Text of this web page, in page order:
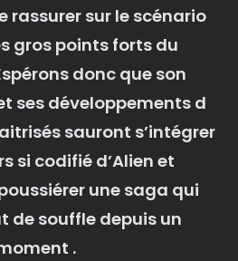
rassurer sur le scénario
gros points forts du
donc que son
ses développements d
sauront s’intégrer
si codifié d’Alien et
une saga qui
de souffle depuis un
.